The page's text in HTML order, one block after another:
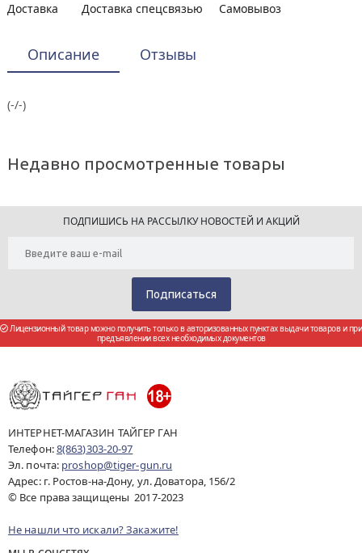
Доставка Доставка спецсвязью Самовывоз
Описание Отзывы
(-/-)
Недавно просмотренные товары
ПОДПИШИСЬ НА РАССЫЛКУ НОВОСТЕЙ И АКЦИЙ
Лицензионный товар можно получить только в авторизованных пунктах выдачи товаров и при
предъявлении всех необходимых документов
ИНТЕРНЕТ-МАГАЗИН ТАЙГЕР ГАН
Телефон:8(863)303-20-97
Эл. почта: proshop@tiger-gun.ru
Адрес: г. Ростов-на-Дону, ул. Доватора, 156/2
© Все права защищены 2017-2023
Не нашли что искали? Закажите!